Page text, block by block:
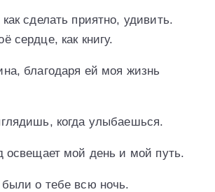
сделать приятно, удивить.
сердце, как книгу.
благодаря ей моя жизнь
когда улыбаешься.
освещает мой день и мой путь.
о тебе всю ночь.